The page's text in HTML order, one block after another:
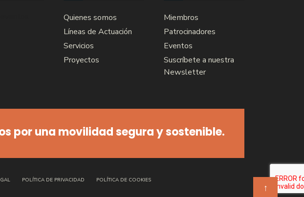
Quienes somos
Líneas de Actuación
Servicios
Proyectos
Miembros
Patrocinadores
Eventos
Suscríbete a nuestra
Newsletter
por una movilidad segura y sostenible.
POLÍTICA DE PRIVACIDAD POLÍTICA DE COOKIES
↑